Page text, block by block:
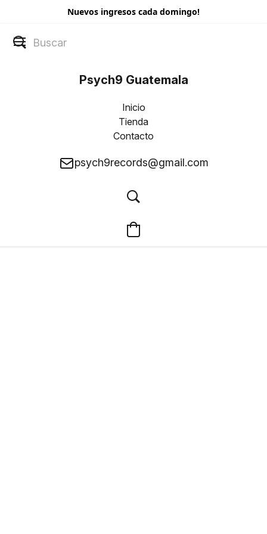
Nuevos ingresos cada domingo!
Psych9 Guatemala
Inicio
Tienda
Contacto
psych9records@gmail.com